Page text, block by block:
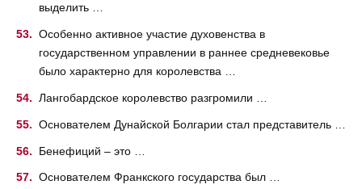
выделить …
Особенно активное участие духовенства в
государственном управлении в раннее средневековье
было характерно для королевства …
Лангобардское королевство разгромили …
Основателем Дунайской Болгарии стал представитель …
Бенефиций – это …
Основателем Франкского государства был …